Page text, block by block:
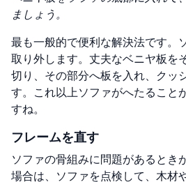
ましょう。
最も一般的で便利な解決法です。
取り外します。丈夫なベニヤ板を
切り、その部分へ板を入れ、クッ
す。これ以上ソファがへたること
すね。
フレームを直す
ソファの骨組みに問題があるとき
場合は、ソファを点検して、木材